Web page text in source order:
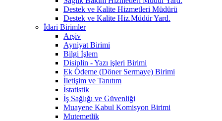
Destek ve Kalite Hizmetleri Müdürü
Destek ve Kalite Hiz.Müdür Yard.
İdari Birimler
Arşiv
Ayniyat Birimi
Bilgi İşlem
Disiplin - Yazı işleri Birimi
Ek Ödeme (Döner Sermaye) Birimi
İletişim ve Tanıtım
İstatistik
İş Sağlığı ve Güvenliği
Muayene Kabul Komisyon Birimi
Mutemetlik